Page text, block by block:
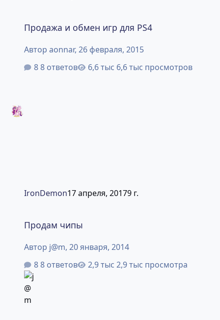
Продажа и обмен игр для PS4
Автор aonnar, 26 февраля, 2015
8 ответов
6,6 тыс просмотров
IronDemon17 апреля, 20179 г.
Продам чипы
Автор j@m, 20 января, 2014
8 ответов
2,9 тыс просмотра